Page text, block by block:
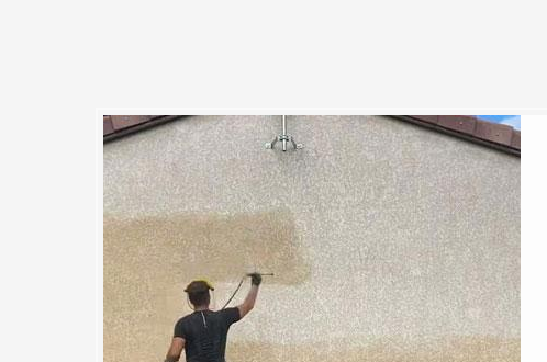
de l’hydrofugation de
et ses environs : Prévenez
de votre façade
est un signe de pollution ou dégradation liée au aléas climat. Cela risque
Les mousses et autres champignons indique également la présence